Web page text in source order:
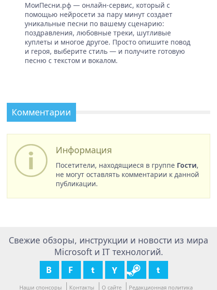
МоиПесни.рф — онлайн-сервис, который с
помощью нейросети за пару минут создает
уникальные песни по вашему сценарию:
поздравления, любовные треки, шутливые
куплеты и многое другое. Просто опишите повод
и героя, выберите стиль — и получите готовую
песню с текстом и вокалом.
Комментарии
Информация
Посетители, находящиеся в группе Гости,
не могут оставлять комментарии к данной
публикации.
Свежие обзоры, инструкции и новости из мира
Microsoft и IT технологий.
Наши спонсоры Контакты О сайте Редакционная политика